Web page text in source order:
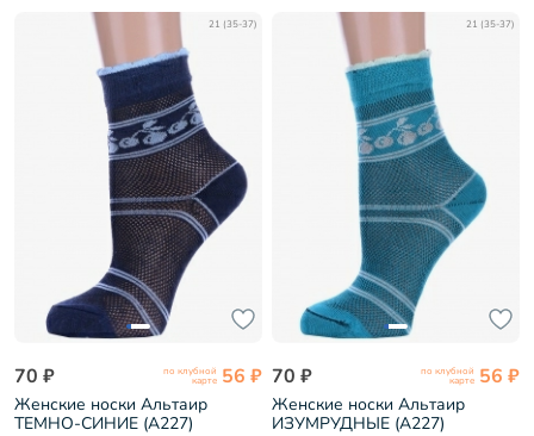
21 (35-37)
70 ₽ по клубной
карте 56 ₽
Женские носки Альтаир
ТЕМНО-СИНИЕ (А227)
21 (35-37)
70 ₽ по клубной
карте 56 ₽
Женские носки Альтаир
ИЗУМРУДНЫЕ (А227)